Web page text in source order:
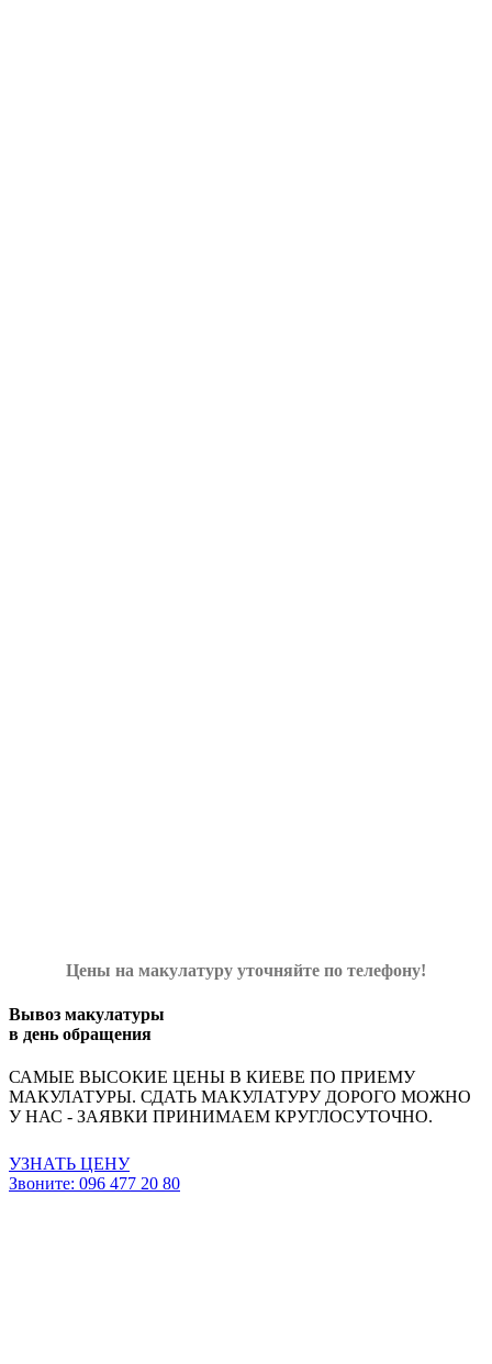
Цены на макулатуру уточняйте по телефону!
Вывоз макулатуры
в день обращения
САМЫЕ ВЫСОКИЕ ЦЕНЫ В КИЕВЕ ПО ПРИЕМУ
МАКУЛАТУРЫ. СДАТЬ МАКУЛАТУРУ ДОРОГО МОЖНО
У НАС - ЗАЯВКИ ПРИНИМАЕМ КРУГЛОСУТОЧНО.
УЗНАТЬ ЦЕНУ
Звоните: 096 477 20 80